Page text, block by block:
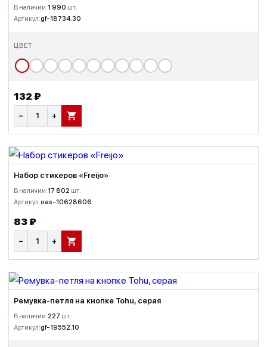
В наличии:1 990 шт.
Артикул:gf-18734.30
ЦВЕТ
132 ₽
− + В КОРЗИНУ
Набор стикеров «Freijo»
В наличии:17 802 шт.
Артикул:oas-10628606
83 ₽
− + В КОРЗИНУ
Ремувка-петля на кнопке Tohu, серая
В наличии:227 шт.
Артикул:gf-19552.10